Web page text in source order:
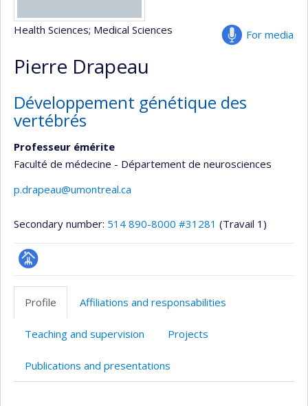
For media
Health Sciences; Medical Sciences
Pierre Drapeau
Développement génétique des
vertébrés
Professeur émérite
Faculté de médecine - Département de neurosciences
p.drapeau@umontreal.ca
Secondary number: 514 890-8000 #31281 (Travail 1)
Page
professionnelle
Profile Affiliations and responsabilities
Teaching and supervision Projects
Publications and presentations